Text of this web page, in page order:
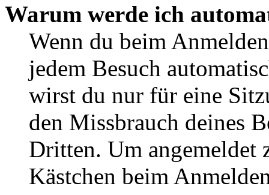
Warum werde ich
Wenn du beim
jedem Besuch
wirst du nur für eine
den Missbrauch deines
Dritten. Um angemeldet
Kästchen beim